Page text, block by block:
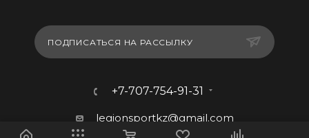
ПОДПИСАТЬСЯ НА РАССЫЛКУ
+7-707-754-91-31
legionsportkz@gmail.com